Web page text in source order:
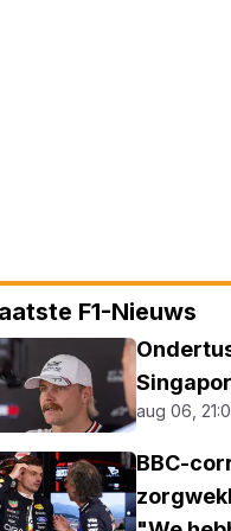
F1-Nieuws
aug 06,
BBC-